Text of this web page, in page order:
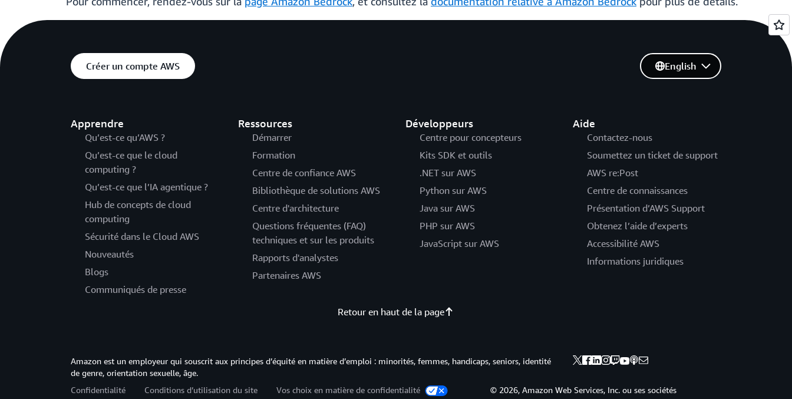
Créer un compte AWS
Apprendre
Qu’est-ce qu’AWS ?
Qu’est-ce que le cloud
computing ?
Qu’est-ce que l’IA agentique ?
Hub de concepts de cloud
computing
Sécurité dans le Cloud AWS
Nouveautés
Blogs
Communiqués de presse
Ressources
Démarrer
Formation
Centre de confiance AWS
Bibliothèque de solutions AWS
Centre d'architecture
Questions fréquentes (FAQ)
techniques et sur les produits
Rapports d'analystes
Partenaires AWS
Développeurs
Centre pour concepteurs
Kits SDK et outils
.NET sur AWS
Python sur AWS
Java sur AWS
PHP sur AWS
JavaScript sur AWS
Aide
Contactez-nous
Soumettez un ticket de support
AWS re:Post
Centre de connaissances
Présentation d’AWS Support
Obtenez l’aide d’experts
Accessibilité AWS
Informations juridiques
English
Retour en haut de la page
Amazon est un employeur qui souscrit aux principes d’équité en matière d’emploi : minorités, femmes, handicaps, seniors, identité
de genre, orientation sexuelle, âge.
Confidentialité
Conditions d’utilisation du site
Vos choix en matière de confidentialité
© 2026, Amazon Web Services, Inc. ou ses sociétés